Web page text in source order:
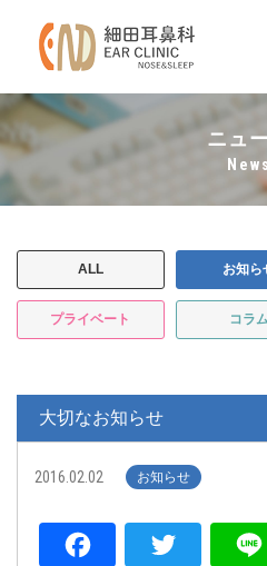
ニュ
news
ALL お知ら
プライベート コラ
大切なお知らせ
2016.02.02 お知らせ
Facebook